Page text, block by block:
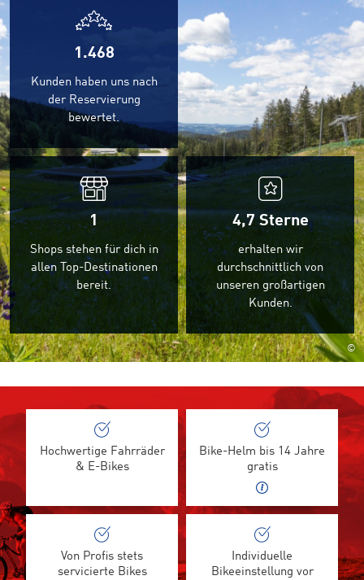
1.468
Kunden haben uns nach
der Reservierung
bewertet.
1
Shops stehen für dich in
allen Top-Destinationen
bereit.
4,7Sterne
erhalten wir
durchschnittlich von
unseren großartigen
Kunden.
©
Hochwertige Fahrräder
& E-Bikes
Bike-Helm bis 14 Jahre
gratis
Von Profis stets
servicierte Bikes
Individuelle
Bikeeinstellung vor